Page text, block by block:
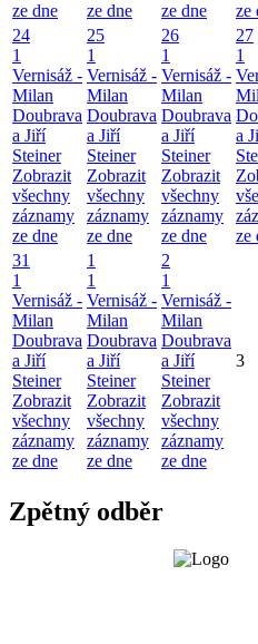
ze dne ze dne ze dne ze
24
1
Vernisáž -
Milan
Doubrava
a Jiří
Steiner
Zobrazit
všechny
záznamy
ze dne
25
1
Vernisáž -
Milan
Doubrava
a Jiří
Steiner
Zobrazit
všechny
záznamy
ze dne
26
1
Vernisáž -
Milan
Doubrava
a Jiří
Steiner
Zobrazit
všechny
záznamy
ze dne
27
1
a
ze
31
1
Vernisáž -
Milan
Doubrava
a Jiří
Steiner
Zobrazit
všechny
záznamy
ze dne
1
1
Vernisáž -
Milan
Doubrava
a Jiří
Steiner
Zobrazit
všechny
záznamy
ze dne
2
1
Vernisáž -
Milan
Doubrava
a Jiří
Steiner
Zobrazit
všechny
záznamy
ze dne
3
Zpětný odběr